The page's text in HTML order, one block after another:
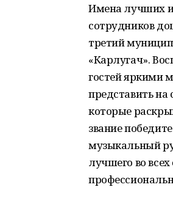
Имена лучших
сотрудников
третий
«Карлугач».
гостей яркими
представить
которые
звание
музыкальный
лучшего во